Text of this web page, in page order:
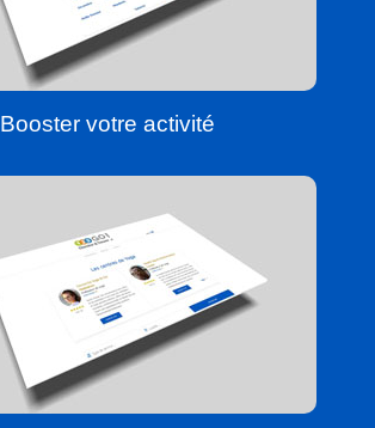
Booster votre activité